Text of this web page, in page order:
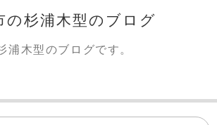
の杉浦木型のブログ
浦木型のブログです。